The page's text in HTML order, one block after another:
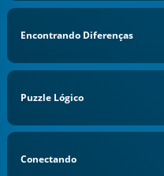
Encontrando Diferenças
Puzzle Lógico
Conectando